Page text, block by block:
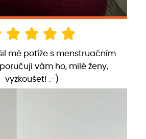
mé potíže s menstruačním
vám ho, milé ženy,
vyzkoušet! :-)